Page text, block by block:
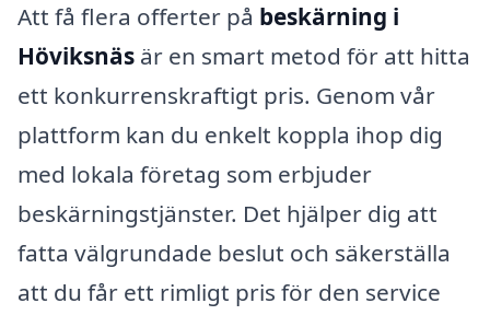
Att få flera offerter på beskärning i
Höviksnäs är en smart metod för att hitta
ett konkurrenskraftigt pris. Genom vår
plattform kan du enkelt koppla ihop dig
med lokala företag som erbjuder
beskärningstjänster. Det hjälper dig att
fatta välgrundade beslut och säkerställa
att du får ett rimligt pris för den service